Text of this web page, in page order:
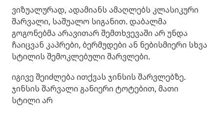
ვიზუალურად, ადამიანს ამაღლებს კლასიკური
შარვალი, საშუალო სიგანით. დაბალმა
გოგონებმა არავითარ შემთხვევაში არ უნდა
ჩაიცვან კაპრები, ბერმუდები ან ნებისმიერი სხვა
სტილის შემოკლებული შარვლები.
იგივე შეიძლება ითქვას ჯინსის შარვლებზე.
ჯინსის შარვალი განიერი ტოტებით, მათი
სტილი არ